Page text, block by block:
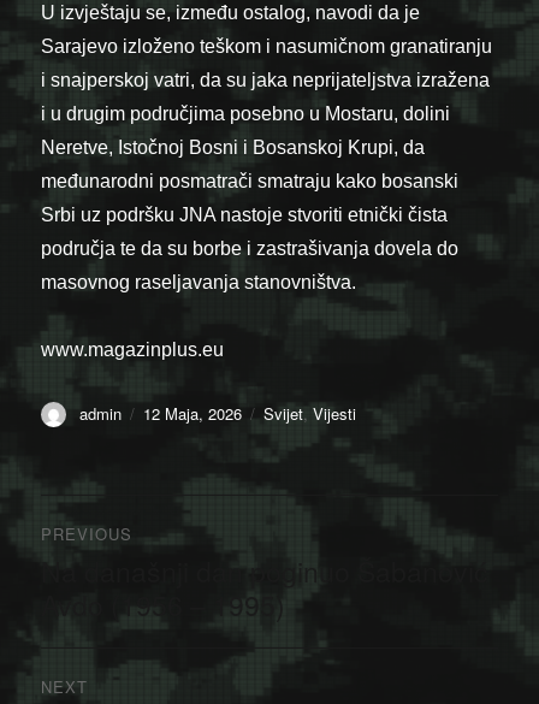
U izvještaju se, između ostalog, navodi da je
Sarajevo izloženo teškom i nasumičnom granatiranju
i snajperskoj vatri, da su jaka neprijateljstva izražena
i u drugim područjima posebno u Mostaru, dolini
Neretve, Istočnoj Bosni i Bosanskoj Krupi, da
međunarodni posmatrači smatraju kako bosanski
Srbi uz podršku JNA nastoje stvoriti etnički čista
područja te da su borbe i zastrašivanja dovela do
masovnog raseljavanja stanovništva.
www.magazinplus.eu
Author
admin
Posted
12 Maja, 2026 Categories
Svijet,Vijesti
Navigacija
članaka
PREVIOUS
Previous
Na današnji dan poginuo Šabanović
Avdo (1956 – 1995)
NEXT